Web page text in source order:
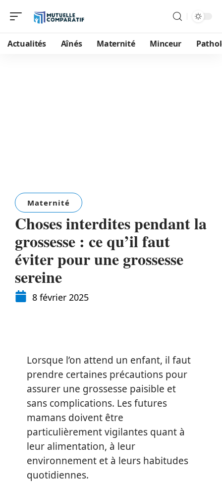
Actualités Aînés Maternité Minceur
Maternité
Choses interdites pendant la
grossesse : ce qu’il faut
éviter pour une grossesse
sereine
8 février 2025
Lorsque l’on attend un enfant, il faut
prendre certaines précautions pour
assurer une grossesse paisible et
sans complications. Les futures
mamans doivent être
particulièrement vigilantes quant à
leur alimentation, à leur
environnement et à leurs habitudes
quotidiennes.